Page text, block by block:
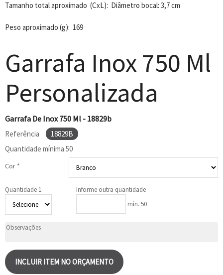
Tamanho total aproximado (CxL): Diâmetro bocal: 3,7 cm
Peso aproximado (g): 169
Garrafa Inox 750 Ml
Personalizada
Garrafa De Inox 750 Ml - 18829b
Referência
18829B
Quantidade mínima 50
Cor *
Quantidade 1
Informe outra quantidade
min. 50
INCLUIR ITEM NO ORÇAMENTO